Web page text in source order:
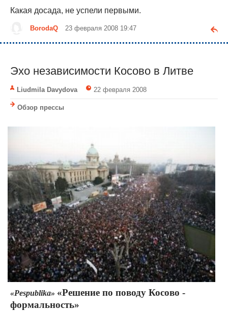
Какая досада, не успели первыми.
BorodaQ 23 февраля 2008 19:47
Эхо независимости Косово в Литве
Liudmila Davydova 22 февраля 2008
Обзор прессы
«Pespublika» «Решение по поводу Косово -
формальность»